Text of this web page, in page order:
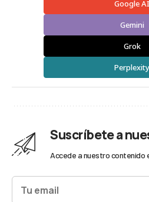
Google AI
Gemini
Grok
Perplexity
Suscríbete a
Accede a nuestro contenido